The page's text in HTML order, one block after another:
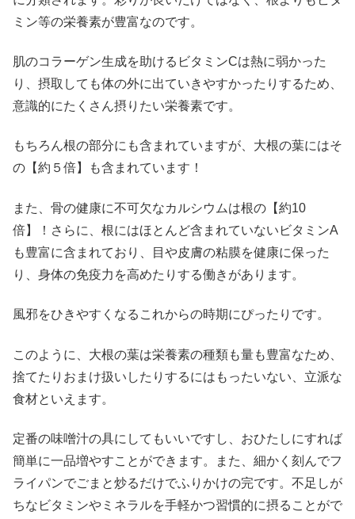
ミン等の栄養素が豊富なのです。
肌のコラーゲン生成を助けるビタミンCは熱に弱かった
り、摂取しても体の外に出ていきやすかったりするため、
意識的にたくさん摂りたい栄養素です。
もちろん根の部分にも含まれていますが、大根の葉にはそ
の【約５倍】も含まれています！
また、骨の健康に不可欠なカルシウムは根の【約10
倍】！さらに、根にはほとんど含まれていないビタミンA
も豊富に含まれており、目や皮膚の粘膜を健康に保った
り、身体の免疫力を高めたりする働きがあります。
風邪をひきやすくなるこれからの時期にぴったりです。
このように、大根の葉は栄養素の種類も量も豊富なため、
捨てたりおまけ扱いしたりするにはもったいない、立派な
食材といえます。
定番の味噌汁の具にしてもいいですし、おひたしにすれば
簡単に一品増やすことができます。また、細かく刻んでフ
ライパンでごまと炒るだけでふりかけの完です。不足しが
ちなビタミンやミネラルを手軽かつ習慣的に摂ることがで